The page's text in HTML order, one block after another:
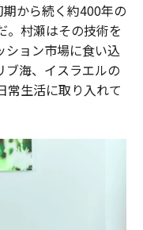
から続く約400年の
。村瀬はその技術を
ション市場に食い込
ブ海、イスラエルの
常生活に取り入れて